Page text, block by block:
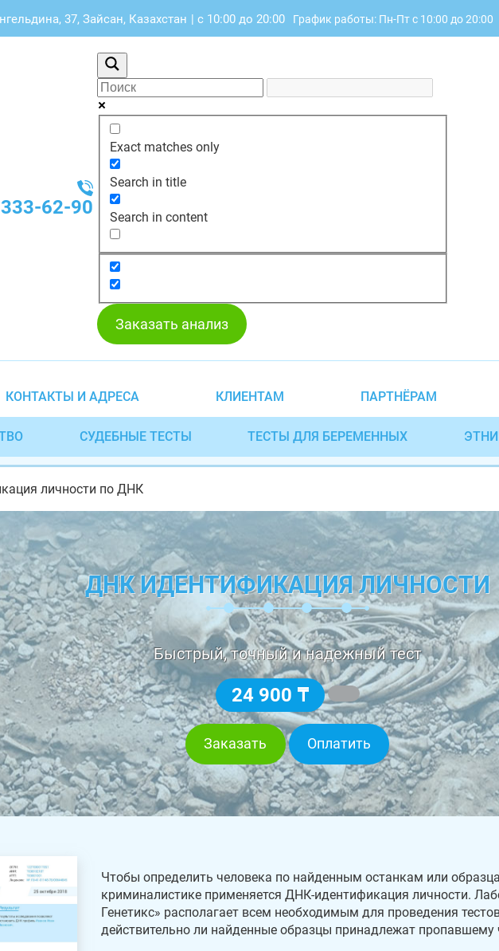
37, Зайсан, Казахстан | с 10:00 до 20:00 График работы: Пн-Пт с 10:00 до 20:00
62-90
Exact matches only
Search in title
Search in content
Заказать анализ
КОНТАКТЫ И АДРЕСА КЛИЕНТАМ ПАРТНЁРАМ
СУДЕБНЫЕ ТЕСТЫ ТЕСТЫ ДЛЯ БЕРЕМЕННЫХ
личности по ДНК
ДНК ИДЕНТИФИКАЦИЯ ЛИЧНОСТИ
Быстрый, точный и надежный тест
24 900 ₸
Заказать Оплатить
Чтобы определить человека по найденным останкам или
криминалистике применяется ДНК-идентификация личности.
Генетикс» располагает всем необходимым для проведения
действительно ли найденные образцы принадлежат пропавшему